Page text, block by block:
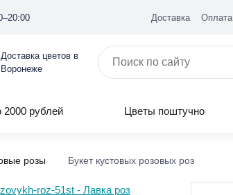
Доставка Оплата
Доставка цветов в
Воронеже
2000 рублей Цветы поштучно
розы Букет кустовых розовых роз